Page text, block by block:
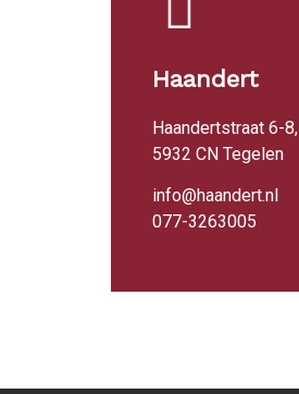
Haandert
Haandertstraat 6-8,
5932 CN Tegelen
info@haandert.nl
077-3263005